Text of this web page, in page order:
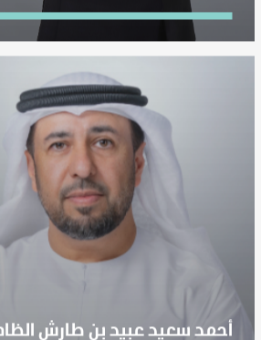
أحمد سعيد عبيد بن طارش